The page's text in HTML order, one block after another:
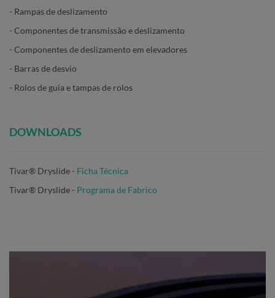
- Rampas de deslizamento
- Componentes de transmissão e deslizamento
- Componentes de deslizamento em elevadores
- Barras de desvio
- Rolos de guia e tampas de rolos
DOWNLOADS
Tivar® Dryslide - Ficha Técnica
Tivar® Dryslide- Programa de Fabrico